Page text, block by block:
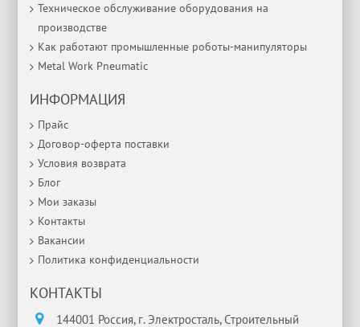
Техническое обслуживание оборудования на
производстве
Как работают промышленные роботы-манипуляторы
Metal Work Pneumatic
ИНФОРМАЦИЯ
Прайс
Договор-оферта поставки
Условия возврата
Блог
Мои заказы
Контакты
Вакансии
Политика конфиденциальности
КОНТАКТЫ
144001 Россия, г. Электросталь, Строительный